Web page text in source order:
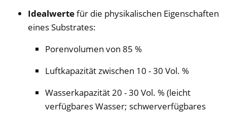
Idealwertefür die physikalischen Eigenschaften
eines Substrates:
Porenvolumen von 85 %
Luftkapazität zwischen 10 - 30 Vol. %
Wasserkapazität 20 - 30 Vol. % (leicht
verfügbares Wasser; schwerverfügbares